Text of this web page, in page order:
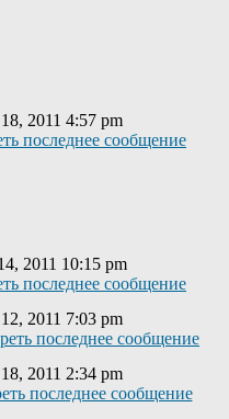
2011 4:57 pm
2011 10:15 pm
2011 7:03 pm
2011 2:34 pm